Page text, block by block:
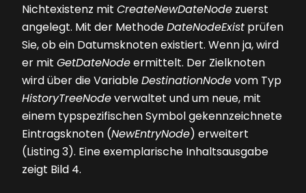
Nichtexistenz mit CreateNewDateNode zuerst
angelegt. Mit der MethodeDate­NodeExist prüfen
Sie, ob ein Datumsknoten existiert. Wenn ja, wird
er mit GetDateNodeermittelt. Der Zielknoten
wird über die VariableDestinationNodevom Typ
HistoryTree­Nodeverwaltet und um neue, mit
einem typspezifischen Symbol gekennzeichnete
Eintragsknoten (NewEntryNode) erweitert
(Listing 3). ­Eine exem­plarische Inhaltsausgabe
zeigt Bild 4.